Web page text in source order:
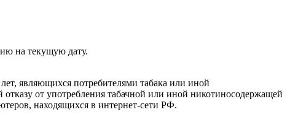
на текущую дату.
являющихся потребителями табака или иной
от употребления табачной или иной никотиносодержащей
находящихся в интернет-сети РФ.